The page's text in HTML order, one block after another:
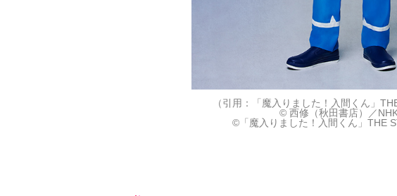
（引用：「魔入りました！入間くん」
© 西修（秋田書店）／
©「魔入りました！入間くん」THE